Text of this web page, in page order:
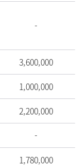
-
3,600,000
1,000,000
2,200,000
-
1,780,000